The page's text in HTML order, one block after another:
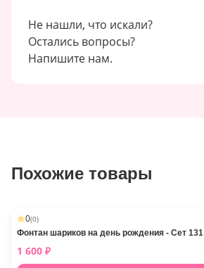
Не нашли, что искали?
Остались вопросы?
Напишите нам.
Похожие товары
0(0)
Фонтан шариков на день рождения - Сет 131
1 600 ₽